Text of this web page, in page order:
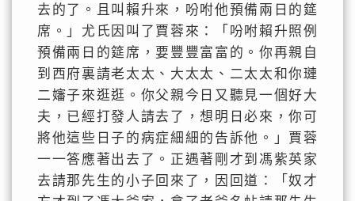
去的了。且叫賴升來，吩咐他預備兩日的筵
席。」尤氏因叫了賈蓉來：「吩咐賴升照例
預備兩日的筵席，要豐豐富富的。你再親自
到西府裏請老太太、大太太、二太太和你璉
二嬸子來逛逛。你父親今日又聽見一個好大
夫，已經打發人請去了，想明日必來，你可
將他這些日子的病症細細的告訴他。」賈蓉
一一答應著出去了。正遇著剛才到馮紫英家
去請那先生的小子回來了，因回道：「奴才